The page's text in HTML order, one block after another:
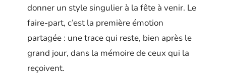
donner un style singulier à la fête à venir. Le
faire-part, c’est la première émotion
partagée : une trace qui reste, bien après le
grand jour, dans la mémoire de ceux qui la
reçoivent.